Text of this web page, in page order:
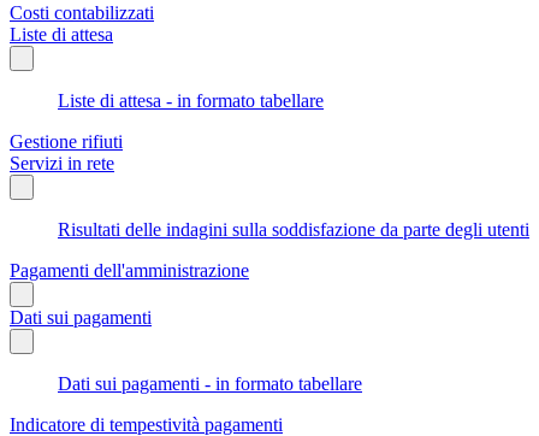
Costi contabilizzati
Liste di attesa
Liste di attesa - in formato tabellare
Gestione rifiuti
Servizi in rete
Risultati delle indagini sulla soddisfazione da parte degli utenti
Pagamenti dell'amministrazione
Dati sui pagamenti
Dati sui pagamenti - in formato tabellare
Indicatore di tempestività pagamenti